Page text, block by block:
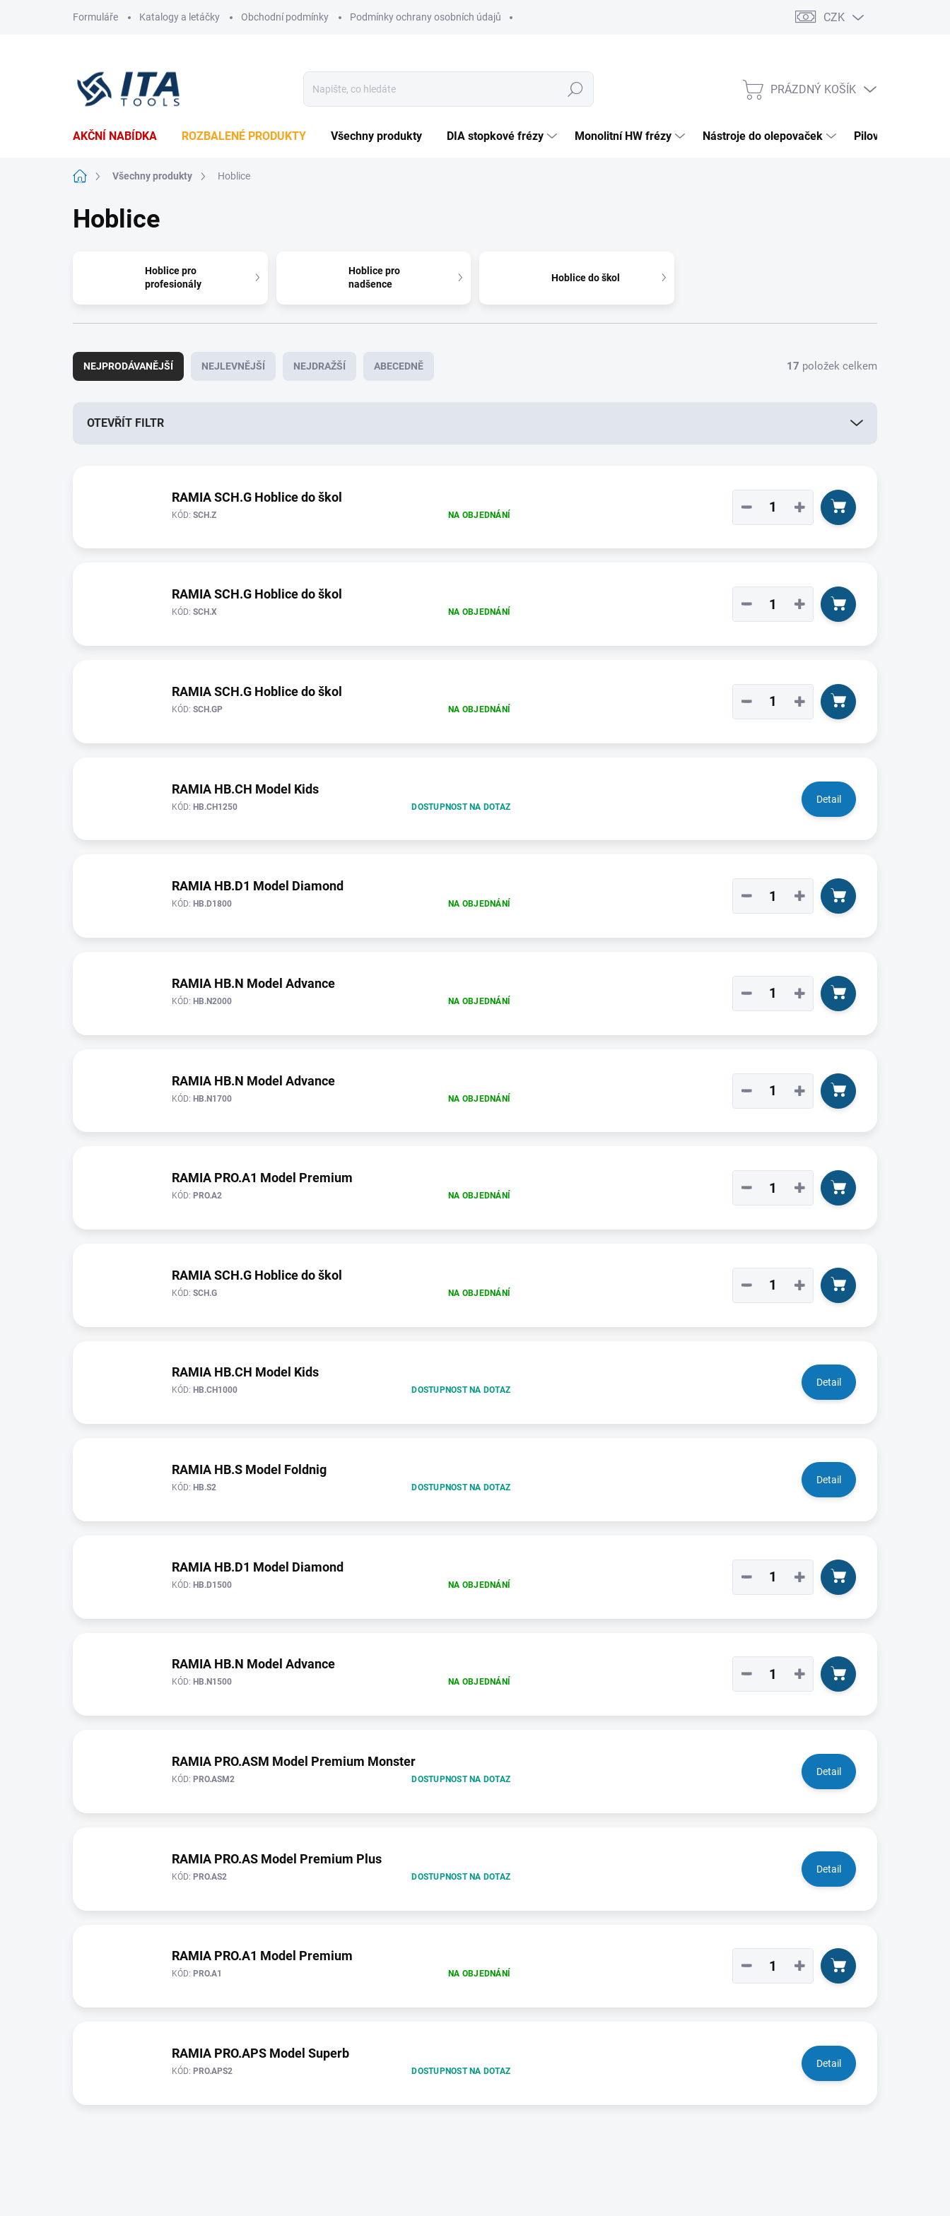
Formuláře Katalogy a letáčky Obchodní podmínky Podmínky ochrany osobních údajů CZK
Hledat
NÁKUPNÍ
PRÁZDNÝ KOŠÍK
AKČNÍ NABÍDKA ROZBALENÉ PRODUKTY Všechny produkty DIA stopkové frézy Monolitní HW frézy Nástroje do olepovaček Pilové kotouče
Domů Všechny produkty Hoblice
Hoblice
Hoblice pro
profesionály
Hoblice pro
nadšence
Hoblice do škol
a
z
NEJPRODÁVANĚJŠÍ NEJLEVNĚJŠÍ NEJDRAŽŠÍ ABECEDNĚ 17 položek celkem
OTEVŘÍT FILTR
RAMIA SCH.G Hoblice do škol
NA OBJEDNÁNÍ
KÓD: SCH.Z +
−
RAMIA SCH.G Hoblice do škol
NA OBJEDNÁNÍ
KÓD: SCH.X +
−
RAMIA SCH.G Hoblice do škol
NA OBJEDNÁNÍ
KÓD: SCH.GP +
−
RAMIA HB.CH Model Kids
DOSTUPNOST NA DOTAZ
KÓD: HB.CH1250
Detail
RAMIA HB.D1 Model Diamond
NA OBJEDNÁNÍ
KÓD: HB.D1800 +
−
RAMIA HB.N Model Advance
NA OBJEDNÁNÍ
KÓD: HB.N2000 +
−
RAMIA HB.N Model Advance
NA OBJEDNÁNÍ
KÓD: HB.N1700 +
−
RAMIA PRO.A1 Model Premium
NA OBJEDNÁNÍ
KÓD: PRO.A2 +
−
RAMIA SCH.G Hoblice do škol
NA OBJEDNÁNÍ
KÓD: SCH.G +
−
RAMIA HB.CH Model Kids
DOSTUPNOST NA DOTAZ
KÓD: HB.CH1000
Detail
RAMIA HB.S Model Foldnig
DOSTUPNOST NA DOTAZ
KÓD: HB.S2
Detail
RAMIA HB.D1 Model Diamond
NA OBJEDNÁNÍ
KÓD: HB.D1500 +
−
RAMIA HB.N Model Advance
NA OBJEDNÁNÍ
KÓD: HB.N1500 +
−
RAMIA PRO.ASM Model Premium Monster
DOSTUPNOST NA DOTAZ
KÓD: PRO.ASM2
Detail
RAMIA PRO.AS Model Premium Plus
DOSTUPNOST NA DOTAZ
KÓD: PRO.AS2
Detail
RAMIA PRO.A1 Model Premium
NA OBJEDNÁNÍ
KÓD: PRO.A1 +
−
RAMIA PRO.APS Model Superb
DOSTUPNOST NA DOTAZ
KÓD: PRO.APS2
Detail